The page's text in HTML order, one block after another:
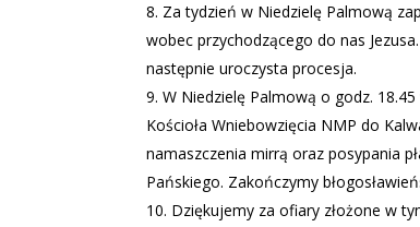
Za tydzień w Niedzielę Palmową
wobec przychodzącego do nas
następnie uroczysta procesja.
W Niedzielę Palmową o godz.
Kościoła Wniebowzięcia NMP do
namaszczenia mirrą oraz posypania
Pańskiego. Zakończymy
Dziękujemy za ofiary złożone w